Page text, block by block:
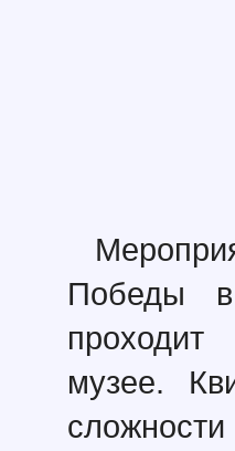
Победы в
проходит
музее.